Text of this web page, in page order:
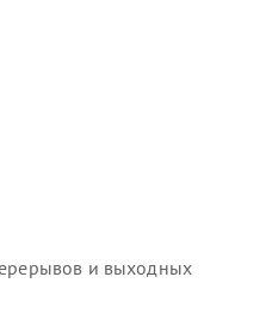
и выходных